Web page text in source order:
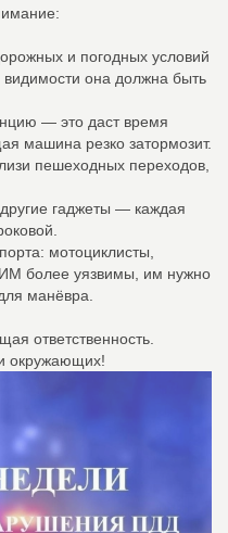
и погодных условий
она должна быть
— это даст время
машина резко затормозит.
пешеходных переходов,
гаджеты — каждая
мотоциклисты,
более уязвимы, им нужно
манёвра.
ответственность.
окружающих!